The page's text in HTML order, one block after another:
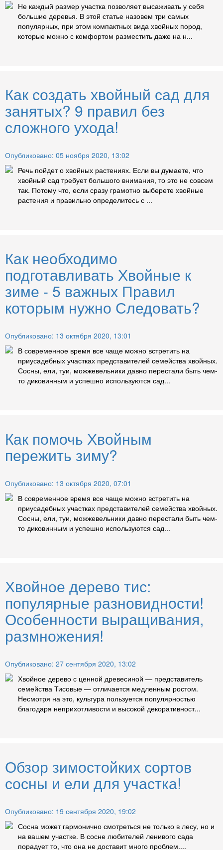
Не каждый размер участка позволяет высаживать у себя
большие деревья. В этой статье назовем три самых
популярных, при этом компактных вида хвойных пород,
которые можно с комфортом разместить даже на н...
Как создать хвойный сад для
занятых? 9 правил без
сложного ухода!
Опубликовано: 05 ноября 2020, 13:02
Речь пойдет о хвойных растениях. Если вы думаете, что
хвойный сад требует большого внимания, то это не совсем
так. Потому что, если сразу грамотно выберете хвойные
растения и правильно определитесь с ...
Как необходимо
подготавливать Хвойные к
зиме - 5 важных Правил
которым нужно Следовать?
Опубликовано: 13 октября 2020, 13:01
В современное время все чаще можно встретить на
приусадебных участках представителей семейства хвойных.
Сосны, ели, туи, можжевельники давно перестали быть чем-
то диковинным и успешно используются сад...
Как помочь Хвойным
пережить зиму?
Опубликовано: 13 октября 2020, 07:01
В современное время все чаще можно встретить на
приусадебных участках представителей семейства хвойных.
Сосны, ели, туи, можжевельники давно перестали быть чем-
то диковинным и успешно используются сад...
Хвойное дерево тис:
популярные разновидности!
Особенности выращивания,
размножения!
Опубликовано: 27 сентября 2020, 13:02
Хвойное дерево с ценной древесиной — представитель
семейства Тисовые — отличается медленным ростом.
Несмотря на это, культура пользуется популярностью
благодаря неприхотливости и высокой декоративност...
Обзор зимостойких сортов
сосны и ели для участка!
Опубликовано: 19 сентября 2020, 19:02
Сосна может гармонично смотреться не только в лесу, но и
на вашем участке. В сосне любителей ленивого сада
порадует то, что она не доставит много проблем....